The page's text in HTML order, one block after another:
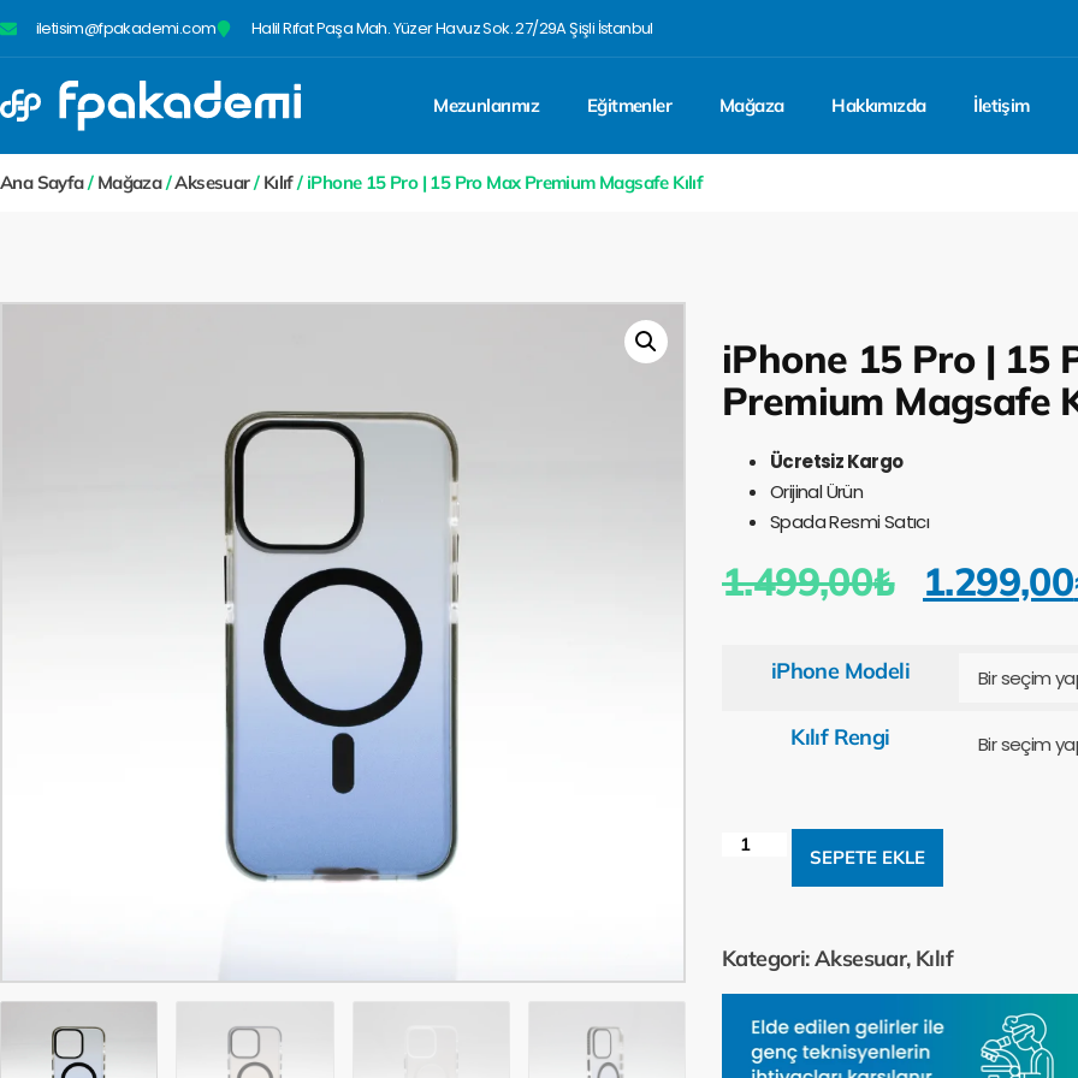
iletisim@fpakademi.com Halil Rıfat Paşa Mah. Yüzer Havuz Sok. 27/29A Şişli İstanbul
Mezunlarımız Eğitmenler Mağaza Hakkımızda İletişim
Ana Sayfa/ Mağaza/Aksesuar/ Kılıf/ iPhone 15 Pro | 15 Pro Max Premium Magsafe Kılıf
iPhone 15 Pro | 15
Premium Magsafe
Ücretsiz Kargo
Orijinal Ürün
Spada Resmi Satıcı
1.499,00₺ 1.299,00
iPhone Modeli
Kılıf Rengi
SEPETE EKLE
Kategori:Aksesuar, Kılıf